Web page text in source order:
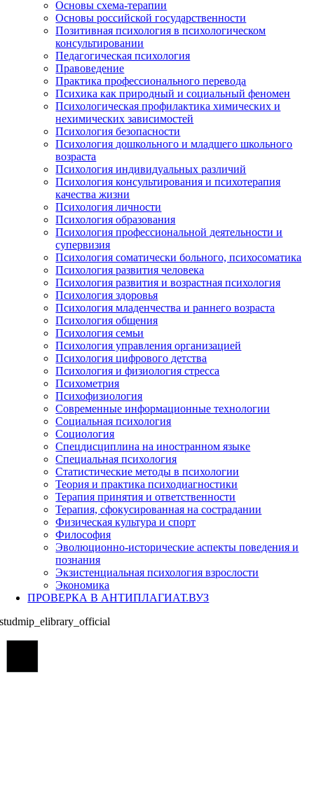
Основы схема-терапии
Основы российской государственности
Позитивная психология в психологическом
консультировании
Педагогическая психология
Правоведение
Практика профессионального перевода
Психика как природный и социальный феномен
Психологическая профилактика химических и
нехимических зависимостей
Психология безопасности
Психология дошкольного и младшего школьного
возраста
Психология индивидуальных различий
Психология консультирования и психотерапия
качества жизни
Психология личности
Психология образования
Психология профессиональной деятельности и
супервизия
Психология соматически больного, психосоматика
Психология развития человека
Психология развития и возрастная психология
Психология здоровья
Психология младенчества и раннего возраста
Психология общения
Психология семьи
Психология управления организацией
Психология цифрового детства
Психология и физиология стресса
Психометрия
Психофизиология
Современные информационные технологии
Социальная психология
Социология
Спецдисциплина на иностранном языке
Специальная психология
Статистические методы в психологии
Теория и практика психодиагностики
Терапия принятия и ответственности
Терапия, сфокусированная на сострадании
Физическая культура и спорт
Философия
Эволюционно-исторические аспекты поведения и
познания
Экзистенциальная психология взрослости
Экономика
ПРОВЕРКА В АНТИПЛАГИАТ.ВУЗ
studmip_elibrary_official
Go
Top